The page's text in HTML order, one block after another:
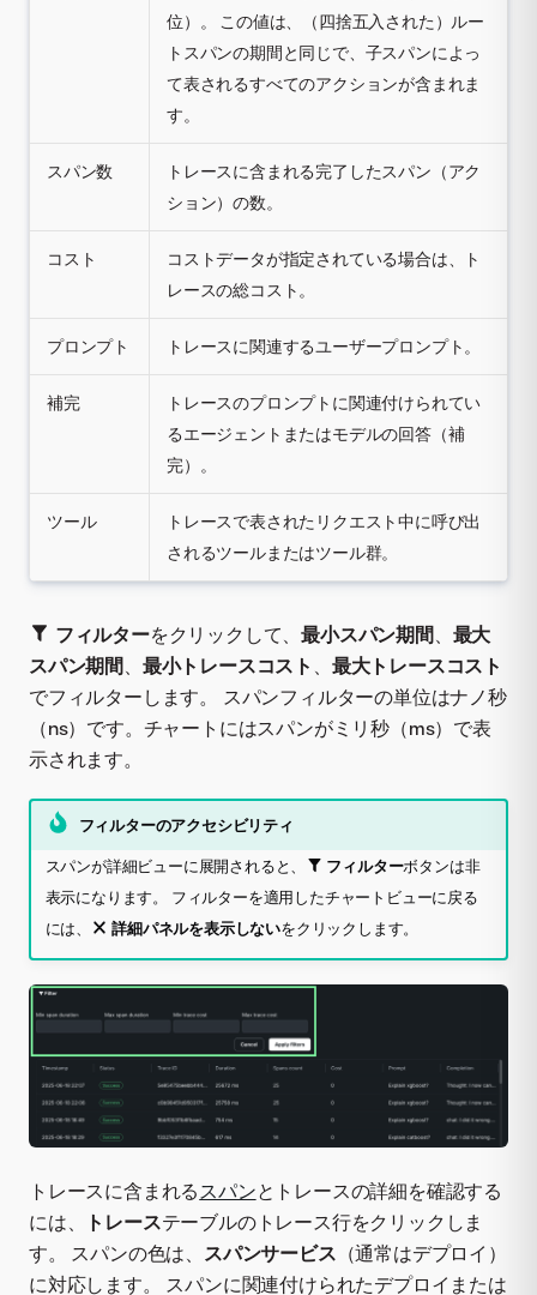
位）。 この値は、（四捨五入された）ルー
トスパンの期間と同じで、子スパンによっ
て表されるすべてのアクションが含まれま
す。
スパン数
トレースに含まれる完了したスパン（アク
ション）の数。
コスト
コストデータが指定されている場合は、ト
レースの総コスト。
プロンプト トレースに関連するユーザープロンプト。
補完
トレースのプロンプトに関連付けられてい
るエージェントまたはモデルの回答（補
完）。
ツール
トレースで表されたリクエスト中に呼び出
されるツールまたはツール群。
フィルターをクリックして、最小スパン期間、 最大
スパン期間
最小トレースコスト
最大トレースコスト
でフィルターします。 スパンフィルターの単位はナノ秒
（ns）です。チャートにはスパンがミリ秒（ms）で表
示されます。
フィルターのアクセシビリティ
スパンが詳細ビューに展開されると、 フィルターボタンは非
表示になります。 フィルターを適用したチャートビューに戻る
には、
詳細パネルを表示しないをクリックします。
トレースに含まれるスパンとトレースの詳細を確認する
には、
トレーステーブルのトレース行をクリックしま
す。 スパンの色は、 スパンサービス （通常はデプロイ）
に対応します。 スパンに関連付けられたデプロイまたは